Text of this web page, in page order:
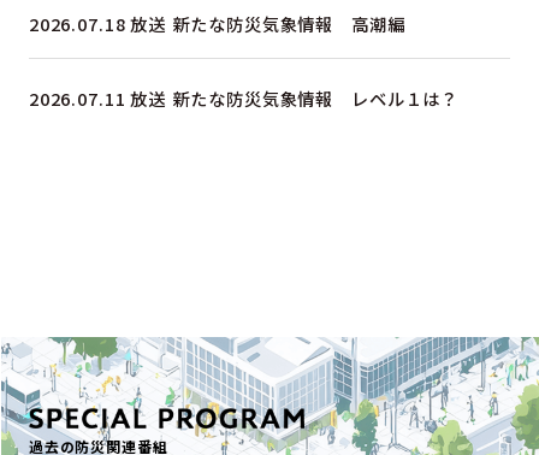
2026.07.18 放送 新たな防災気象情報 高潮編
2026.07.11 放送 新たな防災気象情報 レベル１は？
過去の防災関連番組